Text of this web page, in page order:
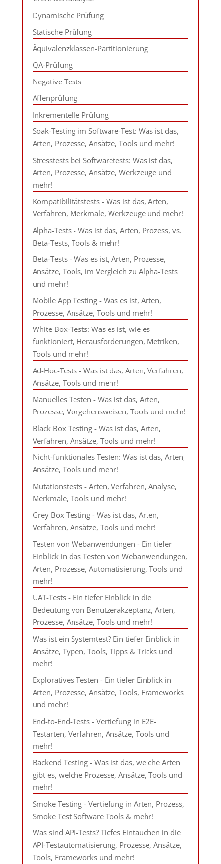
Dynamische Prüfung
Statische Prüfung
Äquivalenzklassen-Partitionierung
QA-Prüfung
Negative Tests
Affenprüfung
Inkrementelle Prüfung
Soak-Testing im Software-Test: Was ist das,
Arten, Prozesse, Ansätze, Tools und mehr!
Stresstests bei Softwaretests: Was ist das,
Arten, Prozesse, Ansätze, Werkzeuge und
mehr!
Kompatibilitätstests - Was ist das, Arten,
Verfahren, Merkmale, Werkzeuge und mehr!
Alpha-Tests - Was ist das, Arten, Prozess, vs.
Beta-Tests, Tools & mehr!
Beta-Tests - Was es ist, Arten, Prozesse,
Ansätze, Tools, im Vergleich zu Alpha-Tests
und mehr!
Mobile App Testing - Was es ist, Arten,
Prozesse, Ansätze, Tools und mehr!
White Box-Tests: Was es ist, wie es
funktioniert, Herausforderungen, Metriken,
Tools und mehr!
Ad-Hoc-Tests - Was ist das, Arten, Verfahren,
Ansätze, Tools und mehr!
Manuelles Testen - Was ist das, Arten,
Prozesse, Vorgehensweisen, Tools und mehr!
Black Box Testing - Was ist das, Arten,
Verfahren, Ansätze, Tools und mehr!
Nicht-funktionales Testen: Was ist das, Arten,
Ansätze, Tools und mehr!
Mutationstests - Arten, Verfahren, Analyse,
Merkmale, Tools und mehr!
Grey Box Testing - Was ist das, Arten,
Verfahren, Ansätze, Tools und mehr!
Testen von Webanwendungen - Ein tiefer
Einblick in das Testen von Webanwendungen,
Arten, Prozesse, Automatisierung, Tools und
mehr!
UAT-Tests - Ein tiefer Einblick in die
Bedeutung von Benutzerakzeptanz, Arten,
Prozesse, Ansätze, Tools und mehr!
Was ist ein Systemtest? Ein tiefer Einblick in
Ansätze, Typen, Tools, Tipps & Tricks und
mehr!
Exploratives Testen - Ein tiefer Einblick in
Arten, Prozesse, Ansätze, Tools, Frameworks
und mehr!
End-to-End-Tests - Vertiefung in E2E-
Testarten, Verfahren, Ansätze, Tools und
mehr!
Backend Testing - Was ist das, welche Arten
gibt es, welche Prozesse, Ansätze, Tools und
mehr!
Smoke Testing - Vertiefung in Arten, Prozess,
Smoke Test Software Tools & mehr!
Was sind API-Tests? Tiefes Eintauchen in die
API-Testautomatisierung, Prozesse, Ansätze,
Tools, Frameworks und mehr!